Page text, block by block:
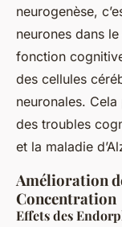
neurogenèse,
neurones dans
fonction
des cellules
neuronales.
des troubles
et la maladie
Amélioration
Concentration
Effets des